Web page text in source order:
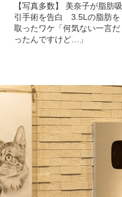
【写真多数】 美奈子が脂肪吸
引手術を告白 3.5Lの脂肪を
取ったワケ「何気ない一言だ
ったんですけど…」